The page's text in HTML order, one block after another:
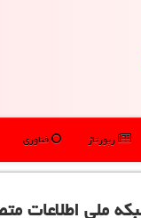
رپورتاژ فناوری